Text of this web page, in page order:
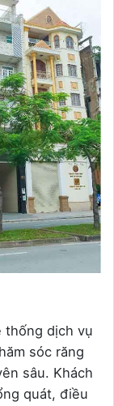
thống dịch vụ
sóc răng
sâu. Khách
quát, điều